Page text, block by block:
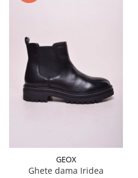
GEOX
Ghete dama Iridea